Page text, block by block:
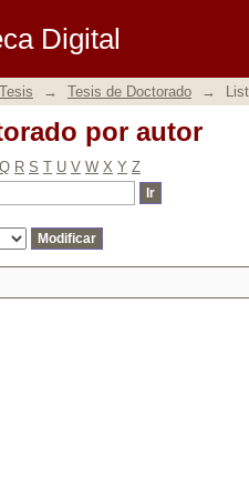
Digital
por autor
Tesis → Tesis de Doctorado →
por autor
Q R S T U V W X Y Z